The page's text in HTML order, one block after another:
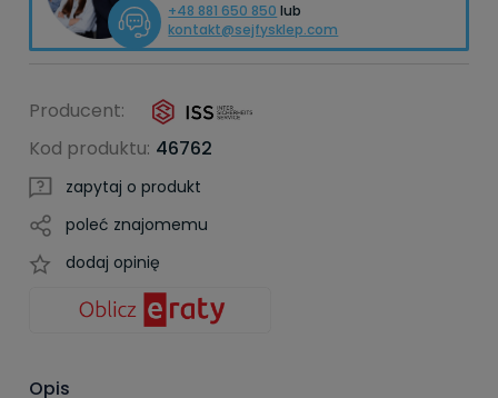
+48 881 650 850 lub
kontakt@sejfysklep.com
Producent:
Kod produktu: 46762
zapytaj o produkt
poleć znajomemu
dodaj opinię
Opis